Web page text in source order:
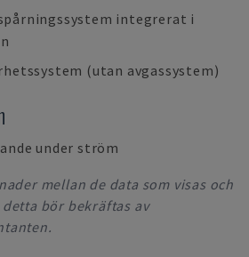
integrerat i
(utan avgassystem)
under ström
mellan de data som visas och
bör bekräftas av